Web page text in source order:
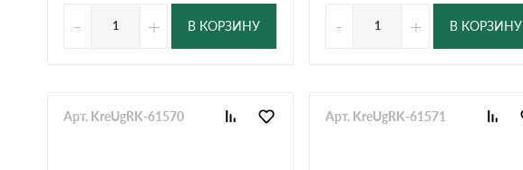
- + В КОРЗИНУ - + В КОРЗИНУ
Арт. KreUgRK-61570 Арт. KreUgRK-61571